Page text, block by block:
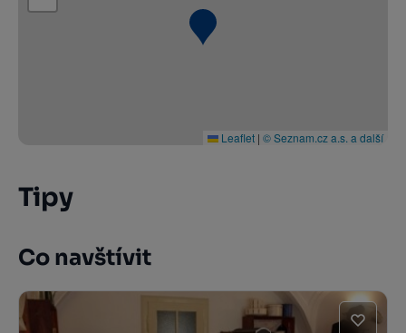
Leaflet | © Seznam.cz a.s. a další
Tipy
Co navštívit